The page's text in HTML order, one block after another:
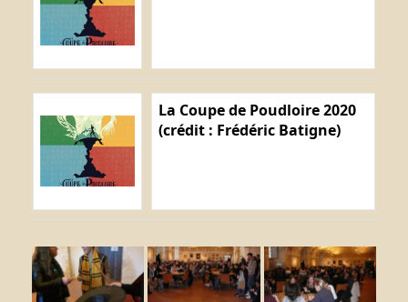
La Coupe de Poudloire 2020
(crédit : Frédéric Batigne)